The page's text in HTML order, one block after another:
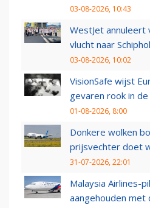
03-08-2026, 10:43
WestJet
vlucht naar Schiphol
03-08-2026, 10:02
VisionSafe wijst
gevaren rook in
01-08-2026, 8:00
Donkere wolken
prijsvechter doet
31-07-2026, 22:01
Malaysia Airlines-
aangehouden met